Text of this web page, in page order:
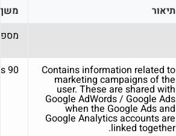
תיאור
Contains information related to
marketing campaigns of the
user. These are shared with
Google AdWords / Google Ads
when the Google Ads and
Google Analytics accounts are
linked together.
90 days